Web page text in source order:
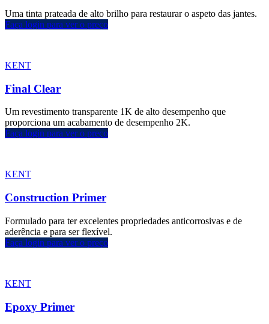
Uma tinta prateada de alto brilho para restaurar o aspeto das jantes.
Faça login para ver o preço
KENT
Final Clear
Um revestimento transparente 1K de alto desempenho que
proporciona um acabamento de desempenho 2K.
Faça login para ver o preço
KENT
Construction Primer
Formulado para ter excelentes propriedades anticorrosivas e de
aderência e para ser flexível.
Faça login para ver o preço
KENT
Epoxy Primer